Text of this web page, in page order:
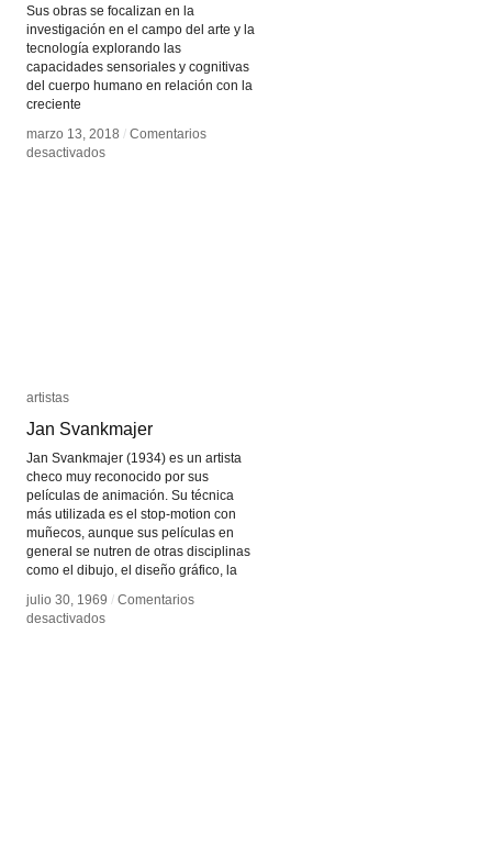
Sus obras se focalizan en la
investigación en el campo del arte y la
tecnología explorando las
capacidades sensoriales y cognitivas
del cuerpo humano en relación con la
creciente
marzo 13, 2018 / Comentarios
desactivadosen
marzo 13, 2018 / Comentarios
desactivadosen
artistas
Jan Svankmajer
Jan Svankmajer (1934) es un artista
checo muy reconocido por sus
películas de animación. Su técnica
más utilizada es el stop-motion con
muñecos, aunque sus películas en
general se nutren de otras disciplinas
como el dibujo, el diseño gráfico, la
julio 30, 1969 / Comentarios
desactivadosen
artistas
Jan Svankmajer
julio 30, 1969 / Comentarios
desactivadosen